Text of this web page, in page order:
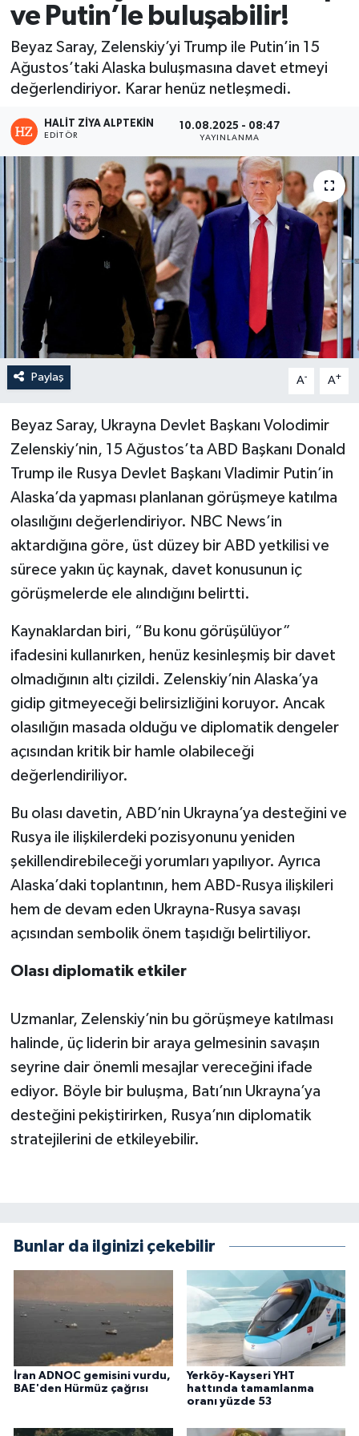
ve Putin’le buluşabilir!
Beyaz Saray, Zelenskiy’yi Trump ile Putin’in 15
Ağustos’taki Alaska buluşmasına davet etmeyi
değerlendiriyor. Karar henüz netleşmedi.
HALIT ZIYA ALPTEKIN
EDITÖR
10.08.2025 - 08:47
YAYINLANMA
Paylaş A- A+
Beyaz Saray, Ukrayna Devlet Başkanı Volodimir
Zelenskiy’nin, 15 Ağustos’ta ABD Başkanı Donald
Trump ile Rusya Devlet Başkanı Vladimir Putin’in
Alaska’da yapması planlanan görüşmeye katılma
olasılığını değerlendiriyor. NBC News’in
aktardığına göre, üst düzey bir ABD yetkilisi ve
sürece yakın üç kaynak, davet konusunun iç
görüşmelerde ele alındığını belirtti.
Kaynaklardan biri, “Bu konu görüşülüyor”
ifadesini kullanırken, henüz kesinleşmiş bir davet
olmadığının altı çizildi. Zelenskiy’nin Alaska’ya
gidip gitmeyeceği belirsizliğini koruyor. Ancak
olasılığın masada olduğu ve diplomatik dengeler
açısından kritik bir hamle olabileceği
değerlendiriliyor.
Bu olası davetin, ABD’nin Ukrayna’ya desteğini ve
Rusya ile ilişkilerdeki pozisyonunu yeniden
şekillendirebileceği yorumları yapılıyor. Ayrıca
Alaska’daki toplantının, hem ABD-Rusya ilişkileri
hem de devam eden Ukrayna-Rusya savaşı
açısından sembolik önem taşıdığı belirtiliyor.
Olası diplomatik etkiler
Uzmanlar, Zelenskiy’nin bu görüşmeye katılması
halinde, üç liderin bir araya gelmesinin savaşın
seyrine dair önemli mesajlar vereceğini ifade
ediyor. Böyle bir buluşma, Batı’nın Ukrayna’ya
desteğini pekiştirirken, Rusya’nın diplomatik
stratejilerini de etkileyebilir.
Bunlar da ilginizi çekebilir
İran ADNOC gemisini vurdu,
BAE'den Hürmüz çağrısı
Yerköy-Kayseri YHT
hattında tamamlanma
oranı yüzde 53